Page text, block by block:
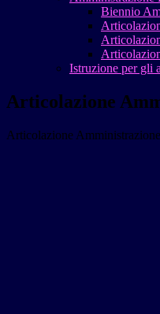
Biennio
Istruzione per gli
Articolazione
Articolazione